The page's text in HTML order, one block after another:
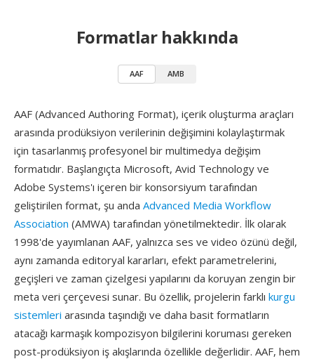
Formatlar hakkında
AAF AMB
AAF (Advanced Authoring Format), içerik oluşturma araçları
arasında prodüksiyon verilerinin değişimini kolaylaştırmak
için tasarlanmış profesyonel bir multimedya değişim
formatıdır. Başlangıçta Microsoft, Avid Technology ve
Adobe Systems'ı içeren bir konsorsiyum tarafından
geliştirilen format, şu anda Advanced Media Workflow
Association (AMWA) tarafından yönetilmektedir. İlk olarak
1998'de yayımlanan AAF, yalnızca ses ve video özünü değil,
aynı zamanda editoryal kararları, efekt parametrelerini,
geçişleri ve zaman çizelgesi yapılarını da koruyan zengin bir
meta veri çerçevesi sunar. Bu özellik, projelerin farklı kurgu
sistemleri arasında taşındığı ve daha basit formatların
atacağı karmaşık kompozisyon bilgilerini koruması gereken
post-prodüksiyon iş akışlarında özellikle değerlidir. AAF, hem